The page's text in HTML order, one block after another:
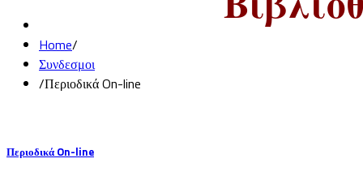
Home/
Συνδεσμοι
/Περιοδικά On-line
Περιοδικά On-line